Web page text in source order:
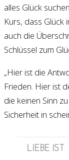
alles Glück
Kurs, dass Glück
auch die
Schlüssel zum
„Hier ist die
Frieden. Hier ist
die keinen Sinn
Sicherheit in
LIEBE IST